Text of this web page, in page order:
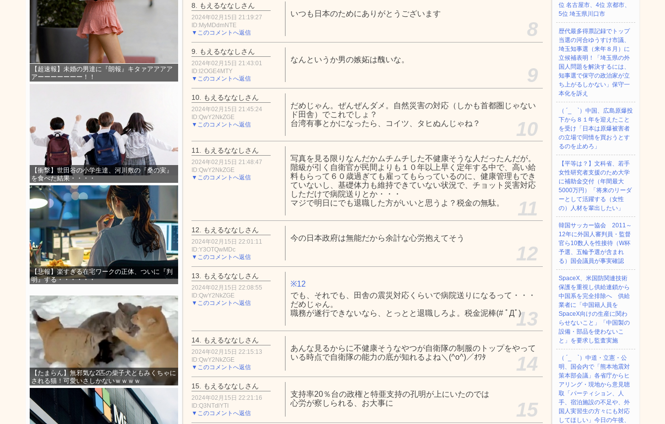
【超速報】未婚の男達に『朗報』キタァアアアア
アーーーーーーー！！
【衝撃】世田谷の小学生達、河川敷の『桑の実』
を食べた結果・・・・
【悲報】楽すぎる在宅ワークの正体、ついに『判
明』する・・・・・・
【たまらん】無邪気な2匹の柴子犬ともみくちゃに
される猫！可愛いさしかないｗｗｗｗ
8. もえるななしさん
2024年02月15日 21:19:27
ID:MyMDdmNTE
▼このコメントへ返信
いつも日本のためにありがとうございます
8
9. もえるななしさん
2024年02月15日 21:43:01
ID:I2OGE4MTY
▼このコメントへ返信
なんというか男の嫉妬は醜いな。
9
10. もえるななしさん
2024年02月15日 21:45:24
ID:QwY2NkZGE
▼このコメントへ返信
だめじゃん。ぜんぜんダメ。自然災害の対応（しかも首都圏じゃない
ド田舎）でこれでしょ？
台湾有事とかになったら、コイツ、タヒぬんじゃね？
10
11. もえるななしさん
2024年02月15日 21:48:47
ID:QwY2NkZGE
▼このコメントへ返信
写真を見る限りなんだかムチムチした不健康そうな人だったんだが。
階級が引く自衛官が民間よりも１０年以上早く定年する中で、高い給
料もらって６０歳過ぎても雇ってもらっているのに、健康管理もでき
ていないし、基礎体力も維持できていない状況で、チョット災害対応
しただけで病院送りとか・・・
マジで明日にでも退職した方がいいと思うよ？税金の無駄。
11
12. もえるななしさん
2024年02月15日 22:01:11
ID:Y3OTQwMDc
▼このコメントへ返信
今の日本政府は無能だから余計な心労抱えてそう
12
13. もえるななしさん
2024年02月15日 22:08:55
ID:QwY2NkZGE
▼このコメントへ返信
※12
でも、それでも、田舎の震災対応くらいで病院送りになるって・・・
だめじゃん。
職務が遂行できないなら、とっとと退職しろよ。税金泥棒(# ﾟДﾟ)13
14. もえるななしさん
2024年02月15日 22:15:13
ID:QwY2NkZGE
▼このコメントへ返信
あんな見るからに不健康そうなやつが自衛隊の制服のトップをやって
いる時点で自衛隊の能力の底が知れるよね＼(^o^)／ｵﾜﾀ
14
15. もえるななしさん
2024年02月15日 22:21:16
ID:Q3NTdlYTI
▼このコメントへ返信
支持率20％台の政権と特亜支持の孔明が上にいたのでは
心労が察しられる、お大事に
15
位 名古屋市、4位 京都市、
5位 埼玉県川口市
歴代最多得票記録でトップ
当選の河合ゆうすけ市議、
埼玉知事選（来年８月）に
立候補表明！「埼玉県の外
国人問題を解決するには、
知事選で保守の政治家が立
ち上がるしかない」保守一
本化を訴え
（ ´_ゝ`）中国、広島原爆投
下から８１年を迎えたこと
を受け「日本は原爆被害者
の立場で同情を買おうとす
るのを止めろ」
【平等は？】文科省、若手
女性研究者支援のため大学
に補助金交付（年間最大
5000万円）「将来のリーダ
ーとして活躍する（女性
の）人材を輩出したい」
韓国サッカー協会 2011～
12年に外国人審判員・監督
官ら10数人を性接待（W杯
予選、五輪予選が含まれ
る）国会議員が事実確認
SpaceX、米国防関連技術
保護を重視し供給連鎖から
中国系を完全排除へ 供給
業者に「中国籍人員を
SpaceX向けの生産に関わ
らせないこと」「中国製の
設備・部品を使わないこ
と」を要求し監査実施
（ ´_ゝ`）中道・立憲・公
明、国会内で「熊本地震対
策本部会議」各省庁からヒ
アリング・現地から意見聴
取「パーティション、人
手、宿泊施設の不足や、外
国人実習生の方々にも対応
してほしい」今日の午後、